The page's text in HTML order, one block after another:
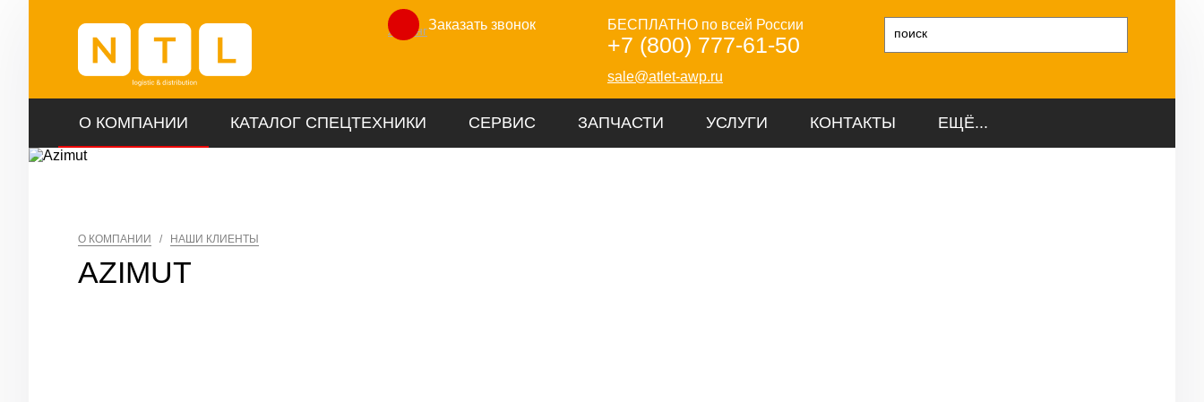
ЛизингЗаказать звонок БЕСПЛАТНО по всей России
+7 (800) 777-61-50
sale@atlet-awp.ru
О КОМПАНИИ КАТАЛОГ СПЕЦТЕХНИКИ СЕРВИС ЗАПЧАСТИ УСЛУГИ КОНТАКТЫ ЕЩЁ...
О КОМПАНИИ / НАШИ КЛИЕНТЫ
AZIMUT